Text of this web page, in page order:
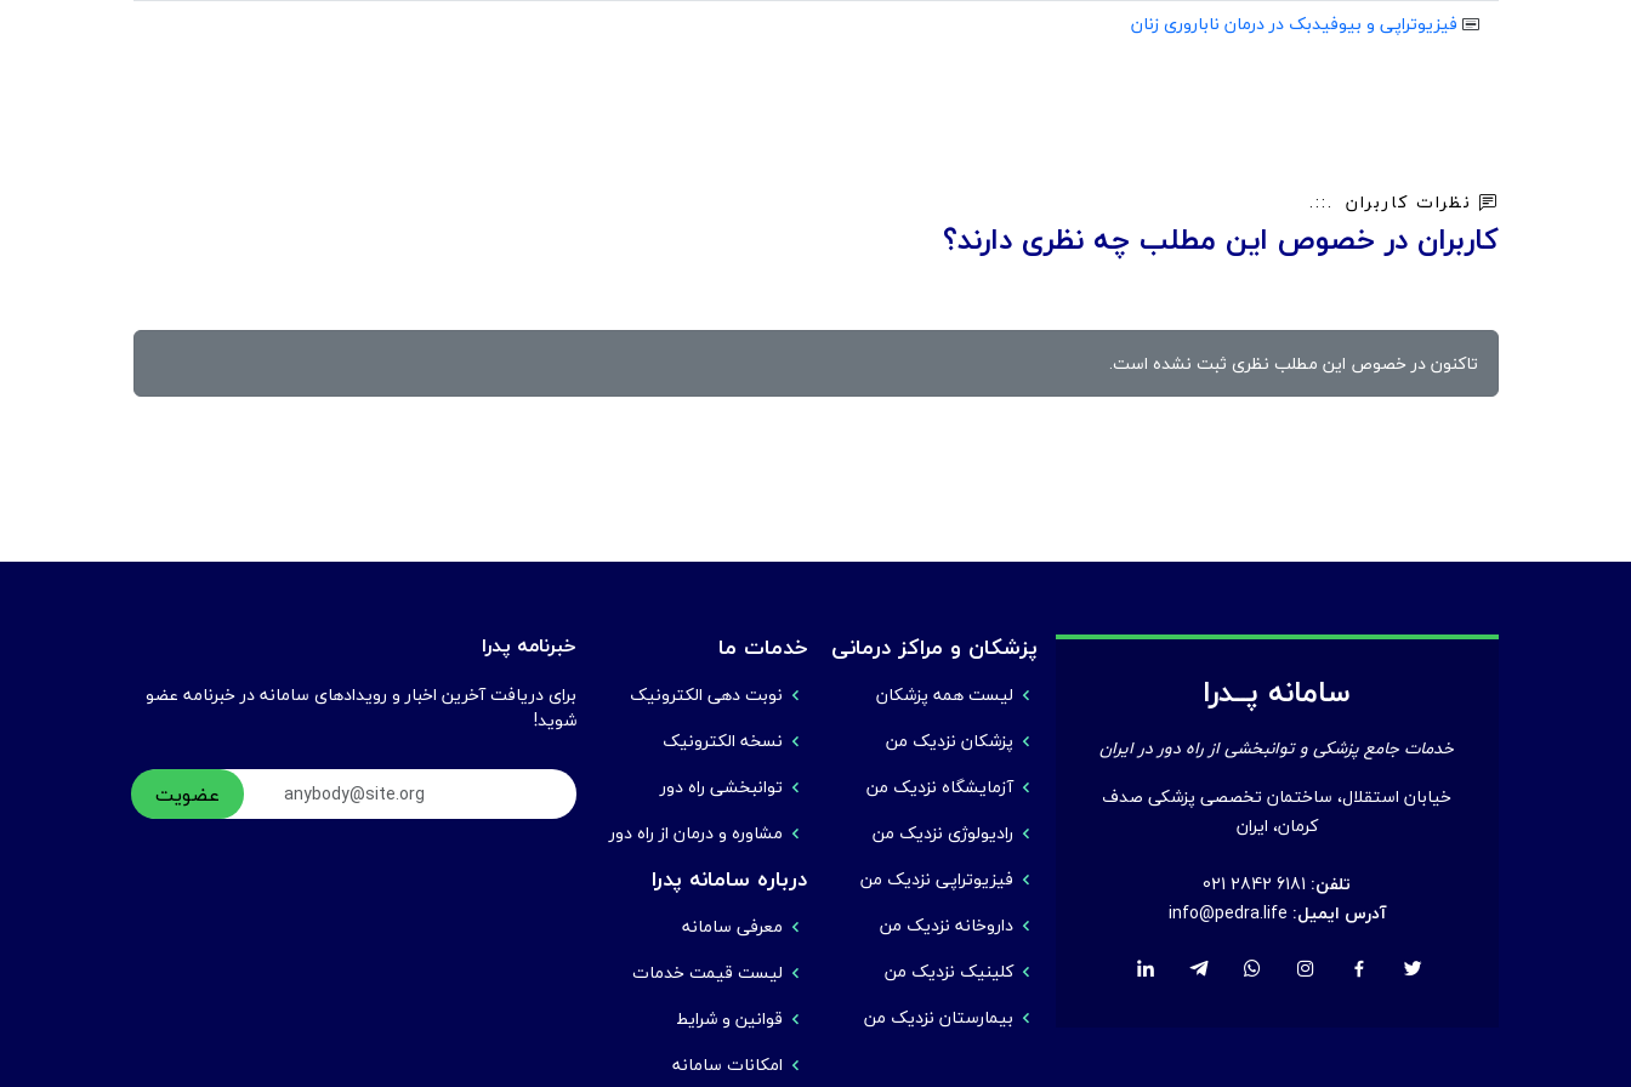
فیزیوتراپی و بیوفیدبک در درمان ناباروری زنان
نظرات کاربران
کاربران در خصوص این مطلب چه نظری دارند؟
تاکنون در خصوص این مطلب نظری ثبت نشده است.
سامانه پــدرا
خدمات جامع پزشکی و توانبخشی از راه دور در ایران
خیابان استقلال، ساختمان تخصصی پزشکی صدف
کرمان، ایران
تلفن: 021 2842 6181
آدرس ایمیل: info@pedra.life
پزشکان و مراکز درمانی
لیست همه پزشکان
پزشکان نزدیک من
آزمایشگاه نزدیک من
رادیولوژی نزدیک من
فیزیوتراپی نزدیک من
داروخانه نزدیک من
کلینیک نزدیک من
بیمارستان نزدیک من
خدمات ما
نوبت دهی الکترونیک
نسخه الکترونیک
توانبخشی راه دور
مشاوره و درمان از راه دور
درباره سامانه پدرا
معرفی سامانه
لیست قیمت خدمات
قوانین و شرایط
امکانات سامانه
خبرنامه پدرا
برای دریافت آخرین اخبار و رویدادهای سامانه در خبرنامه عضو
شوید!